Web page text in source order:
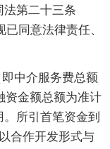
法第二十三条
同意法律责任、
中介服务费总额
资金额总额为准计
所引首笔资金到
合作开发形式与